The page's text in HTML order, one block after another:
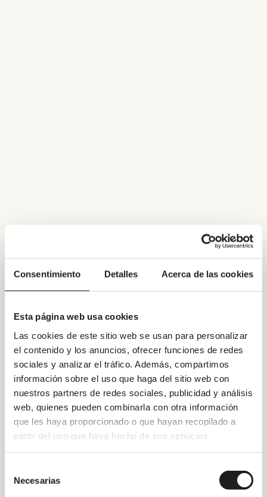
Consentimiento Detalles Acerca de las cookies
Esta página web usa cookies
Las cookies de este sitio web se usan para personalizar
el contenido y los anuncios, ofrecer funciones de redes
sociales y analizar el tráfico. Además, compartimos
información sobre el uso que haga del sitio web con
nuestros partners de redes sociales, publicidad y análisis
web, quienes pueden combinarla con otra información
que les haya proporcionado o que hayan recopilado a
partir del uso que haya hecho de sus servicios.
Necesarias